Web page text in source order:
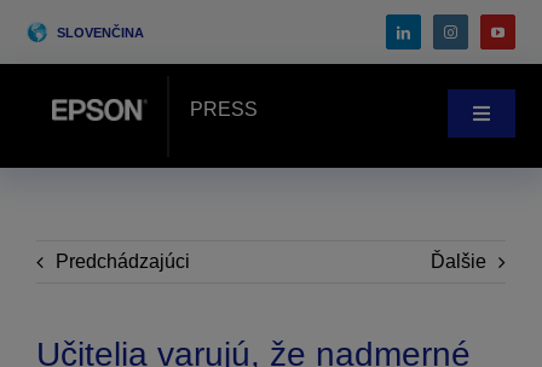
SLOVENČINA
PRESS
Toggle
Prípadové štúdie
Predchádzajúci Ďalšie
Učitelia varujú, že nadmerné